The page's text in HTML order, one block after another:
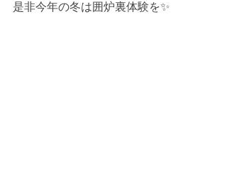
是非今年の冬は囲炉裏体験を✨